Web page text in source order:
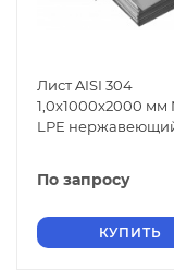
Лист AISI 304
1,0x1000x2000 мм
LРЕ
По запросу
КУПИТЬ